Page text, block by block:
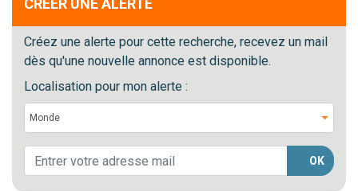
CRÉER UNE ALERTE
Créez une alerte pour cette recherche, recevez un mail
dès qu'une nouvelle annonce est disponible.
Localisation pour mon alerte :
OK